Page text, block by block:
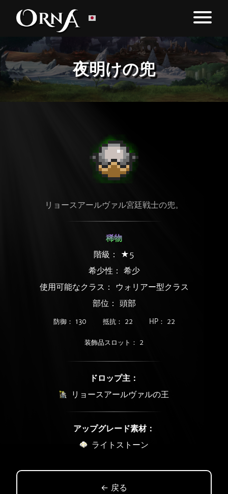
夜明けの兜
リョースアールヴァル宮廷戦士の兜。
稀物
階級： ★5
希少性： 希少
使用可能なクラス： ウォリアー型クラス
部位： 頭部
防御： 130 抵抗： 22 HP： 22
装飾品スロット： 2
ドロップ主：
リョースアールヴァルの王
アップグレード素材：
ライトストーン
← 戻る